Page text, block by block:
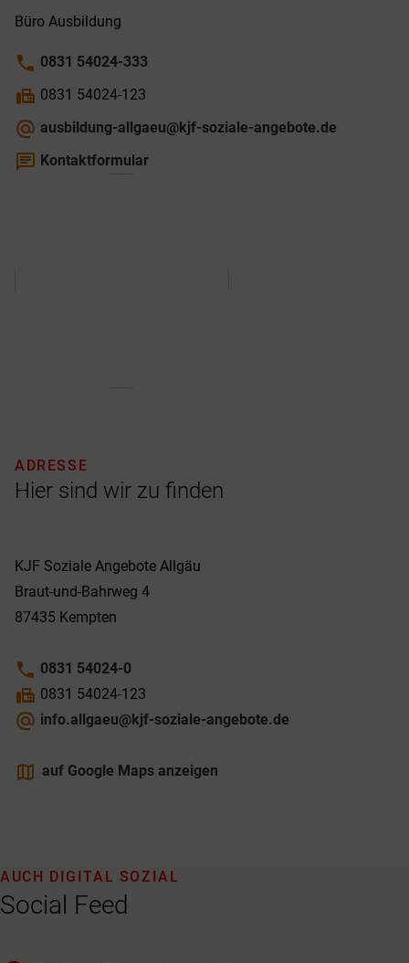
Büro Ausbildung
phone 0831 54024-333
fax 0831 54024-123
alternate_email ausbildung-allgaeu@kjf-soziale-angebote.de
chat Kontaktformular
Hier sind wir zu finden
ADRESSE
KJF Soziale Angebote Allgäu
Braut-und-Bahrweg 4
87435 Kempten
phone 0831 54024-0
fax 0831 54024-123
alternate_email info.allgaeu@kjf-soziale-angebote.de
mapsauf Google Maps anzeigen
Social Feed
AUCH DIGITAL SOZIAL